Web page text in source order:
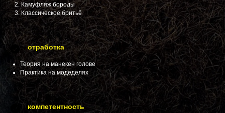
Камуфляж бороды
Классическое бритьё
отработка
Теория на манекен голове
Практика на модеделях
компетентность